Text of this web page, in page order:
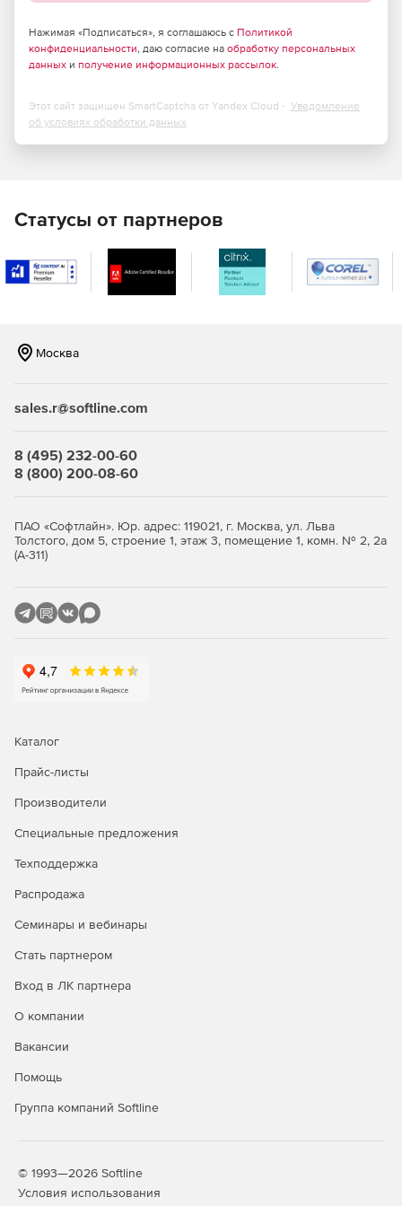
Нажимая «Подписаться», я соглашаюсь с Политикой
конфиденциальности, даю согласие на обработку персональных
данных и получение информационных рассылок.
Этот сайт защищен SmartCaptcha от Yandex Cloud - Уведомление
об условиях обработки данных
Статусы от партнеров
Москва
sales.r@softline.com
8 (495) 232-00-60
8 (800) 200-08-60
ПАО «Софтлайн». Юр. адрес: 119021, г. Москва, ул. Льва
Толстого, дом 5, строение 1, этаж 3, помещение 1, комн. № 2, 2а
(А-311)
Каталог
Прайс-листы
Производители
Специальные предложения
Техподдержка
Распродажа
Семинары и вебинары
Стать партнером
Вход в ЛК партнера
О компании
Вакансии
Помощь
Группа компаний Softline
© 1993—2026 Softline
Условия использования